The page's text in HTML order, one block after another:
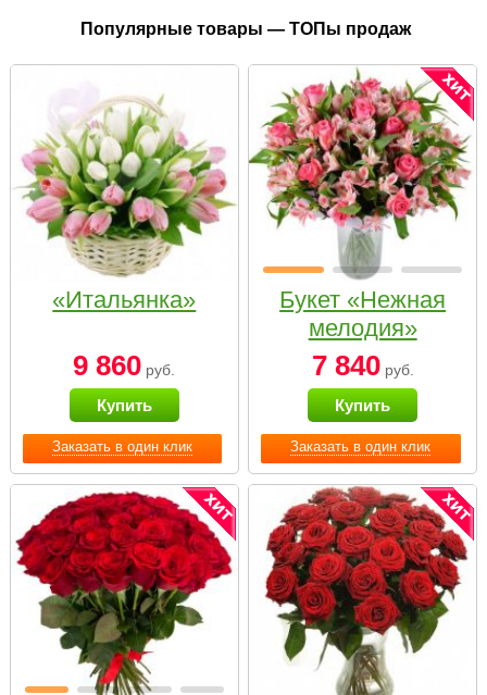
Популярные товары — ТОПы продаж
Заказать в один клик
«Итальянка»
9 860 руб.
Купить
Заказать в один клик
Букет «Нежная
мелодия»
7 840руб.
Купить